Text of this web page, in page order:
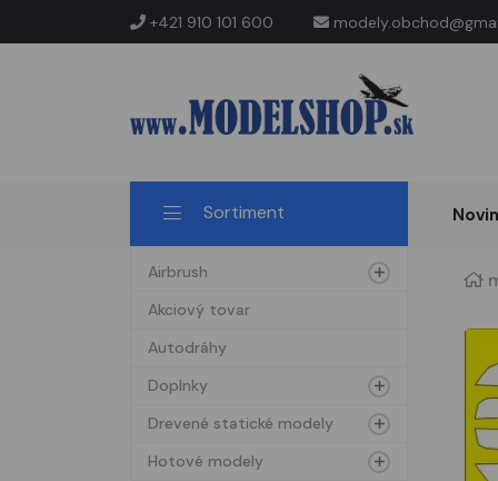
+421 910 101 600
Sortiment
Airbrush
Akciový tovar
Autodráhy
Doplnky
Drevené statické modely
Hotové modely